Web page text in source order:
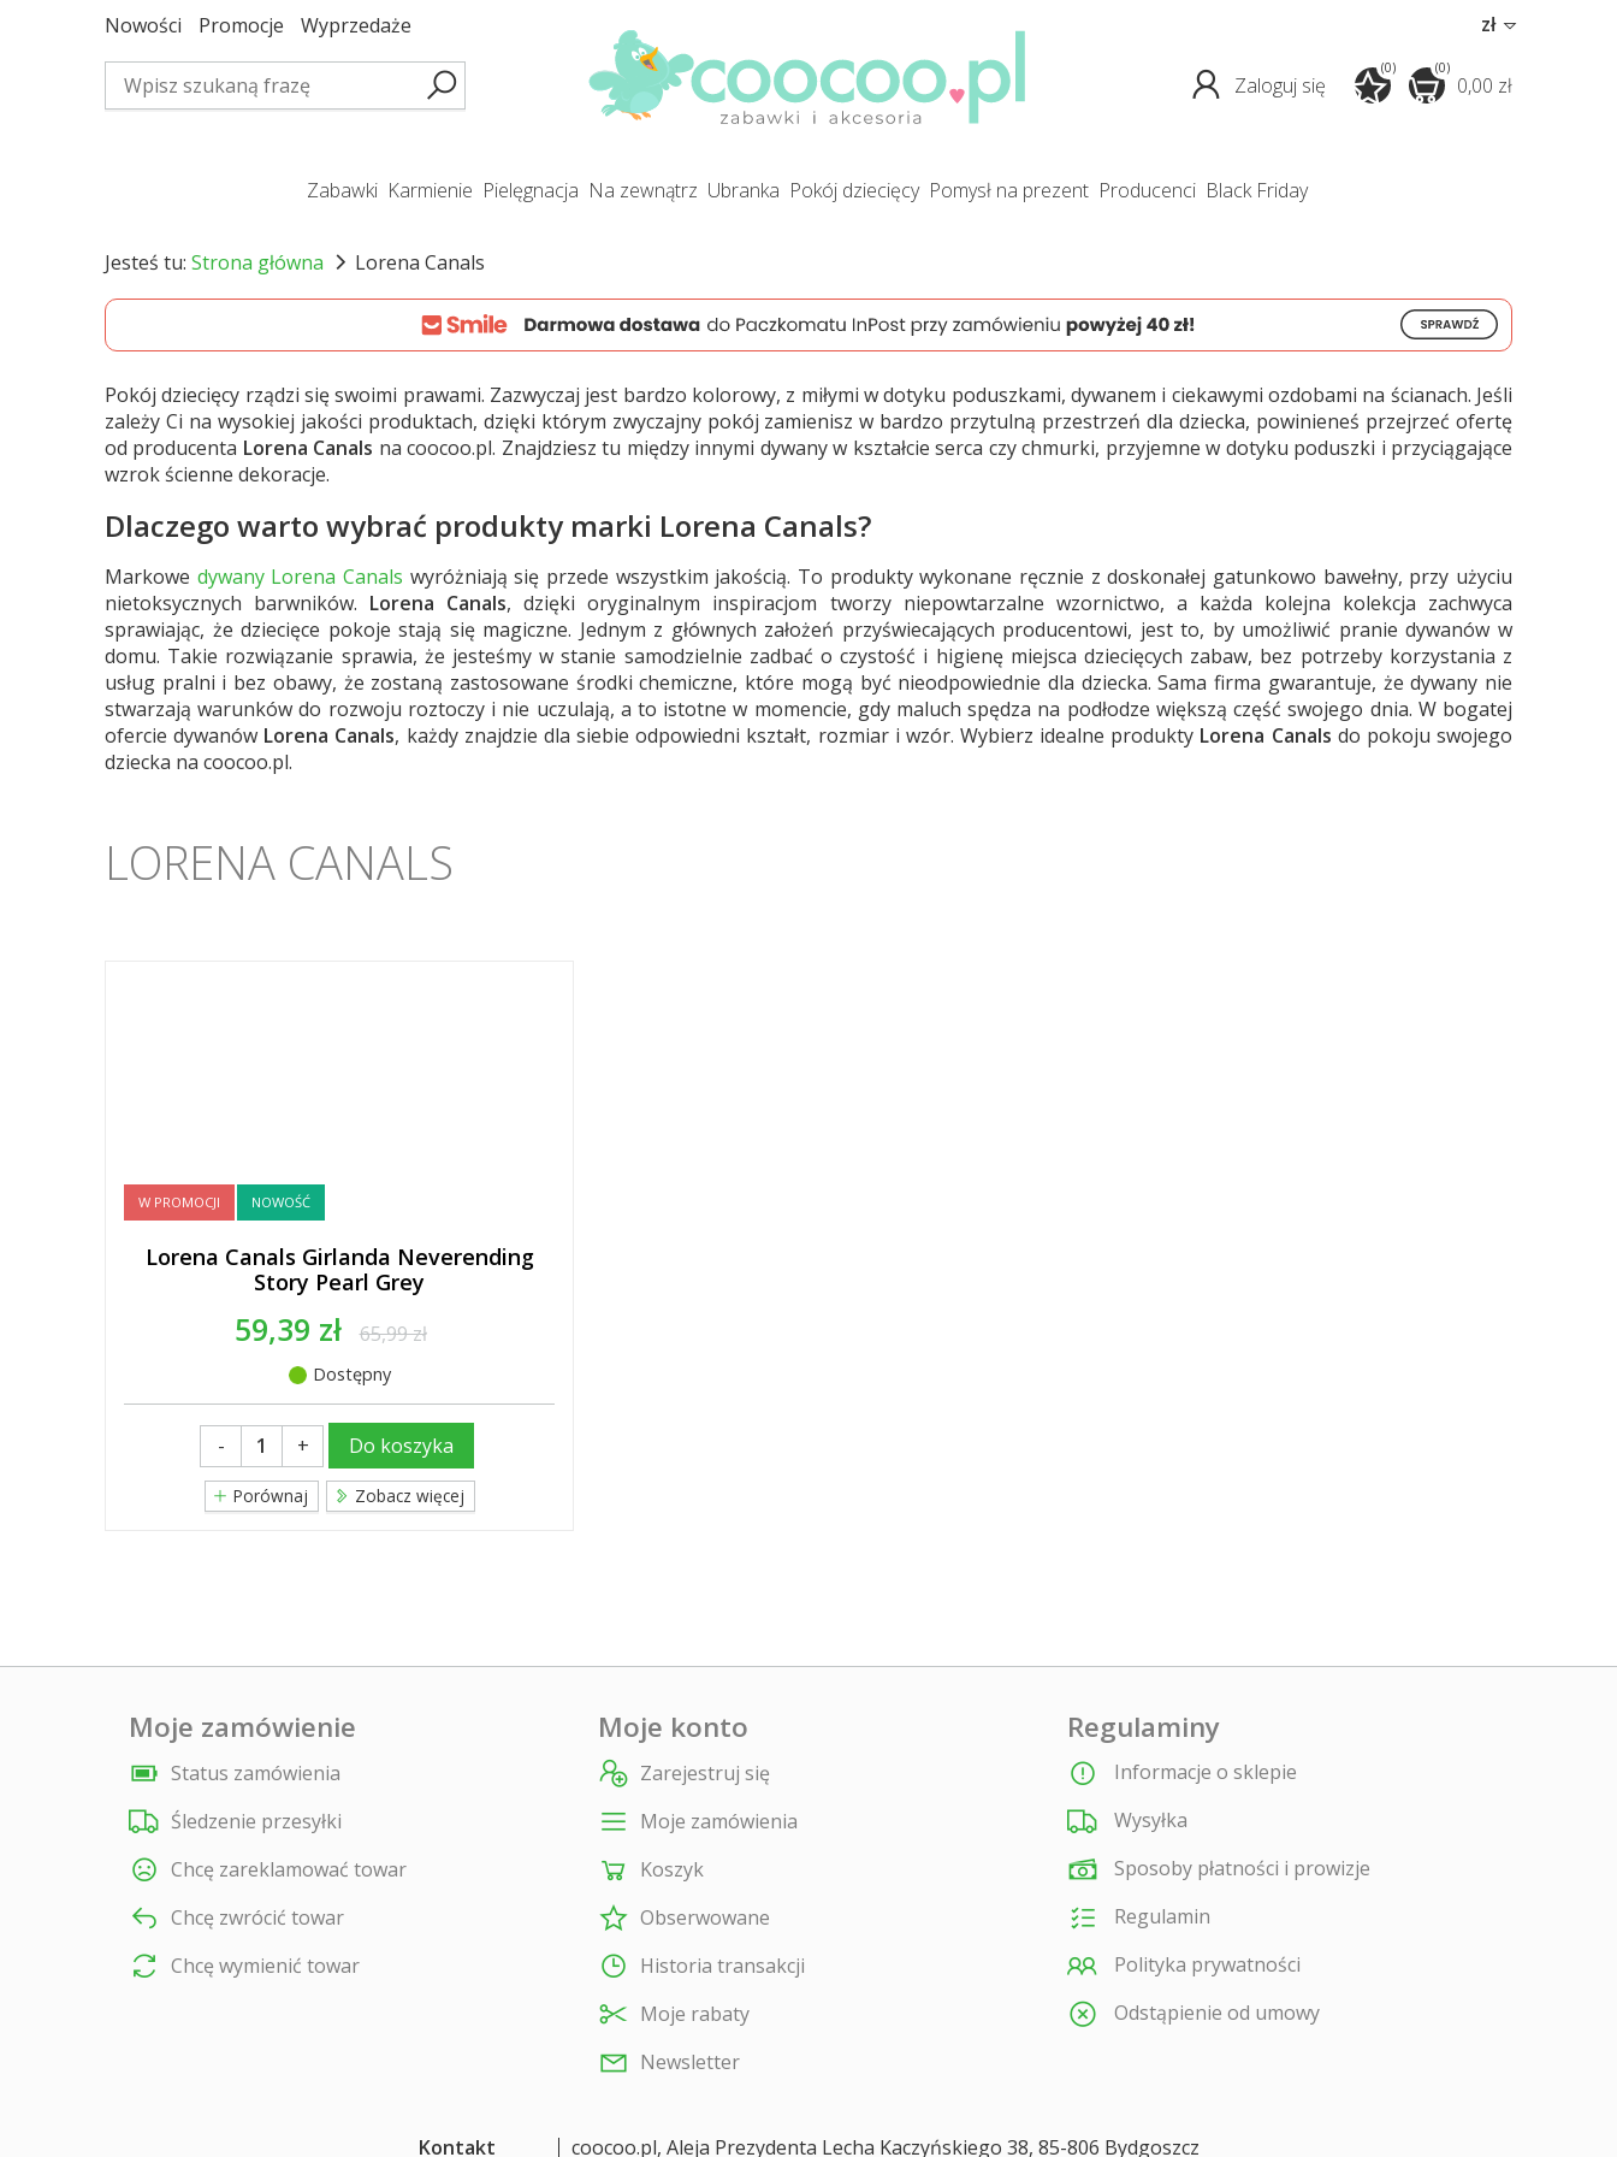
Nowości Promocje Wyprzedaże zł
(0)
0,00 zł
Zaloguj się
(0)
zabawki karmienie pielęgnacja na zewnątrz ubranka pokój dziecięcy pomysł na prezent producenci Black Friday
Jesteś tu: Strona główna Lorena Canals
Pokój dziecięcy rządzi się swoimi prawami. Zazwyczaj jest bardzo kolorowy, z miłymi w dotyku poduszkami, dywanem i ciekawymi ozdobami na ścianach. Jeśli
zależy Ci na wysokiej jakości produktach, dzięki którym zwyczajny pokój zamienisz w bardzo przytulną przestrzeń dla dziecka, powinieneś przejrzeć ofertę
od producenta Lorena Canals na coocoo.pl. Znajdziesz tu między innymi dywany w kształcie serca czy chmurki, przyjemne w dotyku poduszki i przyciągające
wzrok ścienne dekoracje.
Dlaczego warto wybrać produkty marki Lorena Canals?
Markowe dywany Lorena Canals wyróżniają się przede wszystkim jakością. To produkty wykonane ręcznie z doskonałej gatunkowo bawełny, przy użyciu
nietoksycznych barwników. Lorena Canals, dzięki oryginalnym inspiracjom tworzy niepowtarzalne wzornictwo, a każda kolejna kolekcja zachwyca
sprawiając, że dziecięce pokoje stają się magiczne. Jednym z głównych założeń przyświecających producentowi, jest to, by umożliwić pranie dywanów w
domu. Takie rozwiązanie sprawia, że jesteśmy w stanie samodzielnie zadbać o czystość i higienę miejsca dziecięcych zabaw, bez potrzeby korzystania z
usług pralni i bez obawy, że zostaną zastosowane środki chemiczne, które mogą być nieodpowiednie dla dziecka. Sama firma gwarantuje, że dywany nie
stwarzają warunków do rozwoju roztoczy i nie uczulają, a to istotne w momencie, gdy maluch spędza na podłodze większą część swojego dnia. W bogatej
ofercie dywanów Lorena Canals, każdy znajdzie dla siebie odpowiedni kształt, rozmiar i wzór. Wybierz idealne produkty Lorena Canals do pokoju swojego
dziecka na coocoo.pl.
LORENA CANALS
W PROMOCJI NOWOŚĆ
Lorena Canals Girlanda Neverending
Story Pearl Grey
59,39 zł 65,99 zł
Dostępny
- + Do koszyka
Porównaj Zobacz więcej
Moje zamówienie
Status zamówienia
Śledzenie przesyłki
Chcę zareklamować towar
Chcę zwrócić towar
Chcę wymienić towar
Moje konto
Zarejestruj się
Moje zamówienia
Koszyk
Obserwowane
Historia transakcji
Moje rabaty
Newsletter
Regulaminy
Informacje o sklepie
Wysyłka
Sposoby płatności i prowizje
Regulamin
Polityka prywatności
Odstąpienie od umowy
Kontakt coocoo.pl, Aleja Prezydenta Lecha Kaczyńskiego 38, 85-806 Bydgoszcz